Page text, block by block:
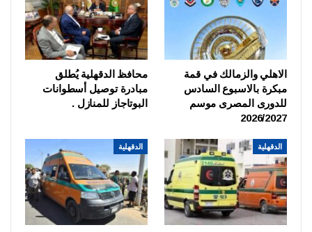
الاهلي والزمالك في قمة
مبكرة بالاسبوع السادس
للدورى المصرى موسم
2026/2027
محافظ الدقهلية يُطلق
مبادرة توصيل أسطوانات
البوتاجاز للمنازل .
الدقهلية الدقهلية